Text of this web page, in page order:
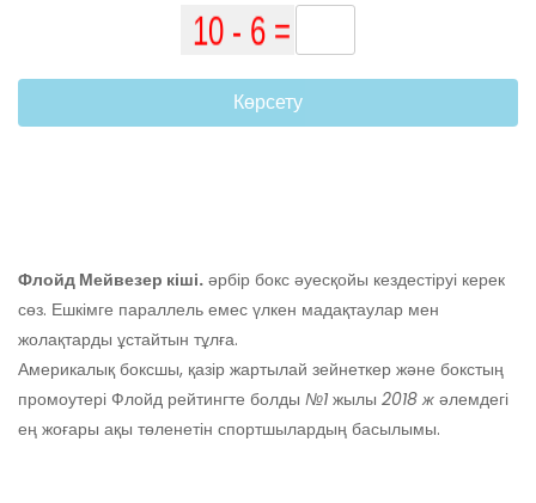
Көрсету
Флойд Мейвезер кіші. әрбір бокс әуесқойы кездестіруі керек
сөз. Ешкімге параллель емес үлкен мадақтаулар мен
жолақтарды ұстайтын тұлға.
Америкалық боксшы, қазір жартылай зейнеткер және бокстың
промоутері Флойд рейтингте болды №1 жылы 2018 ж әлемдегі
ең жоғары ақы төленетін спортшылардың басылымы.